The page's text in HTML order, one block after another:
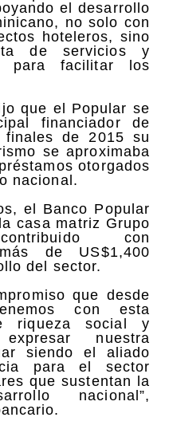
el desarrollo
no solo con
hoteleros, sino
de servicios y
para facilitar los
que el Popular se
financiador de
de 2015 su
se aproximaba
otorgados
nacional.
el Banco Popular
casa matriz Grupo
con
de US$1,400
del sector.
que desde
con esta
riqueza social y
nuestra
siendo el aliado
para el sector
que sustentan la
nacional”,